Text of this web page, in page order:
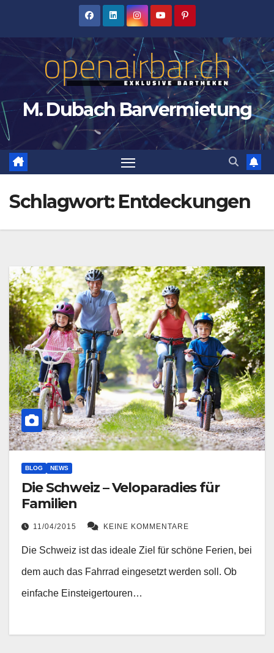
M. Dubach Barvermietung
Schlagwort: Entdeckungen
BLOG NEWS
Die Schweiz – Veloparadies für
Familien
11/04/2015 KEINE KOMMENTARE
Die Schweiz ist das ideale Ziel für schöne Ferien, bei
dem auch das Fahrrad eingesetzt werden soll. Ob
einfache Einsteigertouren…